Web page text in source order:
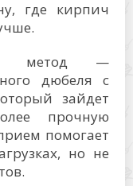
где кирпич
метод —
дюбеля с
зайдет
прочную
помогает
но не